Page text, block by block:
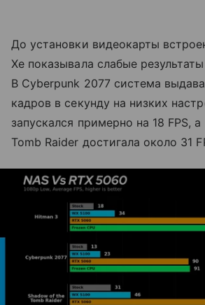
До установки видеокарты
Xe показывала слабые
В Cyberpunk 2077 система
кадров в секунду на низких
запускался примерно на 18 FPS,
Tomb Raider достигала около 31